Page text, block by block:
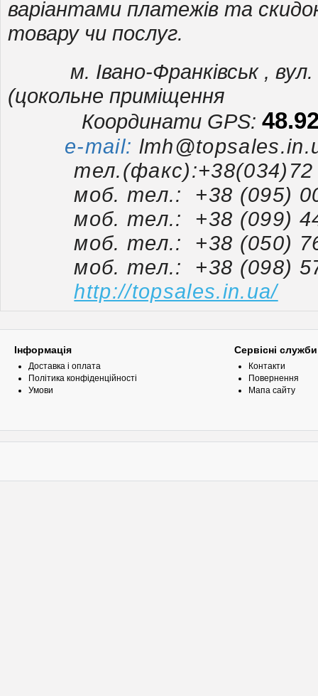
варіантами платежів та
товару чи послуг.
м. Івано-Франківськ , вул.
(цокольне приміщення
Координати GPS:
e-mail:
тел.(факс):+38(034)72
моб. тел.: +38 (095) 00
моб. тел.: +38 (099) 44
моб. тел.: +38 (050) 76
моб. тел.: +38 (098) 57
http://topsales.in.ua/
Інформація
Доставка і оплата
Політика конфіденційності
Умови
Сервісні служби
Контакти
Повернення
Мапа сайту